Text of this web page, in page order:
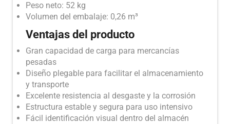
Peso neto: 52 kg
Volumen del embalaje: 0,26 m³
Ventajas del producto
Gran capacidad de carga para mercancías
pesadas
Diseño plegable para facilitar el almacenamiento
y transporte
Excelente resistencia al desgaste y la corrosión
Estructura estable y segura para uso intensivo
Fácil identificación visual dentro del almacén